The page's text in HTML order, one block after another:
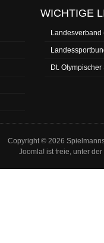
WICHTIGE
Landesverband
Dt.
Copyright © 2026
Joomla! ist freie, unter der